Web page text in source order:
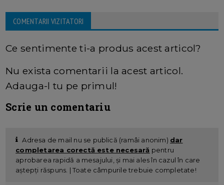
COMENTARII VIZITATORI
Ce sentimente ti-a produs acest articol?
Nu exista comentarii la acest articol.
Adauga-l tu pe primul!
Scrie un comentariu
Adresa de mail nu se publică (ramâi anonim) dar
completarea corectă este necesară pentru
aprobarea rapidă a mesajului, și mai ales în cazul în care
aștepți răspuns. | Toate câmpurile trebuie completate!